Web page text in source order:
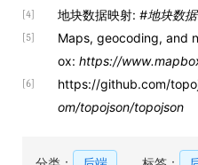
[4] 地块数据映射: #地块数
[5]
Maps, geocoding, and
ox: https://
[6] https://github.com/
om/topojson/topojson